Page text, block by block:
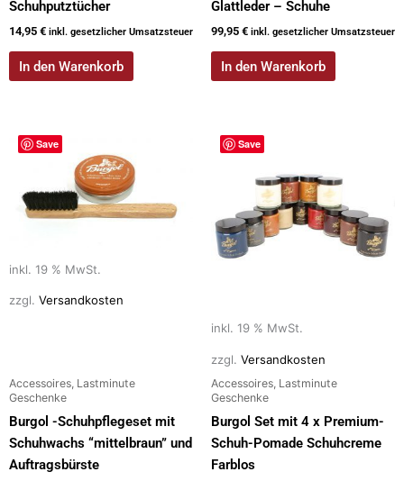
Schuhputztücher
14,95 € inkl. gesetzlicher Umsatzsteuer
In den Warenkorb
Glattleder – Schuhe
99,95 € inkl. gesetzlicher Umsatzsteuer
In den Warenkorb
Save
inkl. 19 % MwSt.
zzgl. Versandkosten
Accessoires, Lastminute
Geschenke
Burgol -Schuhpflegeset mit
Schuhwachs “mittelbraun” und
Auftragsbürste
Save
inkl. 19 % MwSt.
zzgl. Versandkosten
Accessoires, Lastminute
Geschenke
Burgol Set mit 4 x Premium-
Schuh-Pomade Schuhcreme
Farblos